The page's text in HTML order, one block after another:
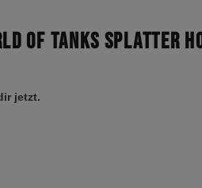
of Tanks splatter
jetzt.